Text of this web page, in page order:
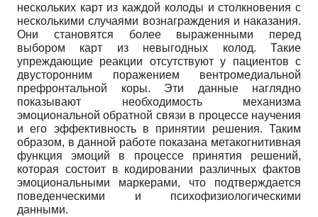
нескольких карт из каждой колоды и столкновения с
несколькими случаями вознаграждения и наказания.
Они становятся более выраженными перед
выбором карт из невыгодных колод. Такие
упреждающие реакции отсутствуют у пациентов с
двусторонним поражением вентромедиальной
префронтальной коры. Эти данные наглядно
показывают необходимость механизма
эмоциональной обратной связи в процессе научения
и его эффективность в принятии решения. Таким
образом, в данной работе показана метакогнитивная
функция эмоций в процессе принятия решений,
которая состоит в кодировании различных фактов
эмоциональными маркерами, что подтверждается
поведенческими и психофизиологическими
данными.